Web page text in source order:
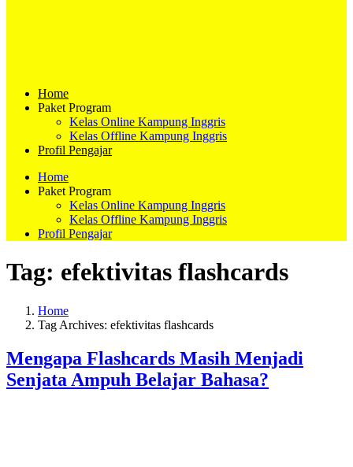
Home
Paket Program
Kelas Online Kampung Inggris
Kelas Offline Kampung Inggris
Profil Pengajar
Home
Paket Program
Kelas Online Kampung Inggris
Kelas Offline Kampung Inggris
Profil Pengajar
Tag: efektivitas flashcards
Home
Tag Archives: efektivitas flashcards
Mengapa Flashcards Masih Menjadi
Senjata Ampuh Belajar Bahasa?